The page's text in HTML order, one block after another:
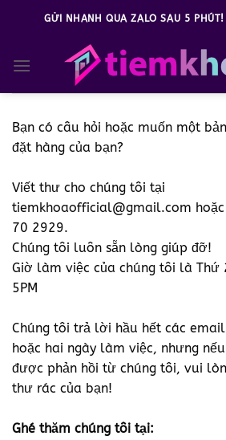
dung
GỬI NHANH QUA ZALO SAU 5
Bạn có câu hỏi hoặc muốn một
đặt hàng của bạn?
Viết thư cho chúng tôi tại
tiemkhoaofficial@gmail.com
70 2929.
Chúng tôi luôn sẵn lòng giúp đỡ!
Giờ làm việc của chúng tôi là Thứ
5PM
Chúng tôi trả lời hầu hết các
hoặc hai ngày làm việc, nhưng
được phản hồi từ chúng tôi, vui
thư rác của bạn!
Ghé thăm chúng tôi tại: